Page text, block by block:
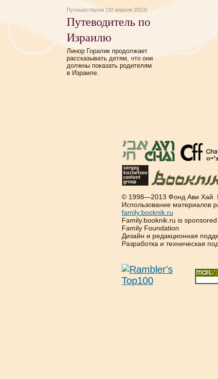
Путешествуем (10 апреля 2013)
Путеводитель по
Израилю
Линор Горалик продолжает
рассказывать детям, что они
должны показать родителям
в Израиле.
© 1998—2013 Фонд Ави Хай.
Использование материалов
family.booknik.ru
Family.booknik.ru is
Family Foundation
Дизайн и редакционная
Разработка и техническая